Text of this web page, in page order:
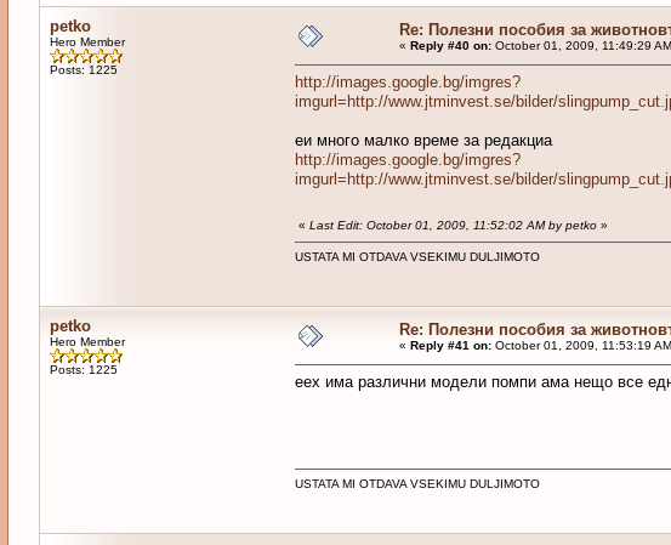
petko
Hero Member
Posts: 1225
Re: Полезни пособия за
« Reply #40 on:October 01, 2009, 11:49:29
http://images.google.bg/imgres?
imgurl=http://www.jtminvest.se/bilder/
еи много малко време за редакциа
http://images.google.bg/imgres?
imgurl=http://www.jtminvest.se/bilder/
« Last Edit: October 01, 2009, 11:52:02 AM by petko»
USTATA MI OTDAVA VSEKIMU DULJIMOTO
petko
Hero Member
Posts: 1225
Re: Полезни пособия за
« Reply #41 on:October 01, 2009, 11:53:19
еех има различни модели помпи ама нещо все
USTATA MI OTDAVA VSEKIMU DULJIMOTO